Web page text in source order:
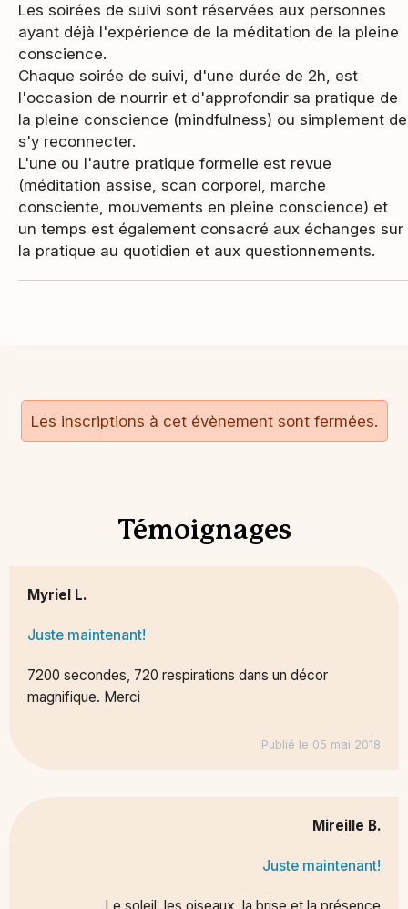
Les soirées de suivi sont réservées aux personnes
ayant déjà l'expérience de la méditation de la pleine
conscience.
Chaque soirée de suivi, d'une durée de 2h, est
l'occasion de nourrir et d'approfondir sa pratique de
la pleine conscience (mindfulness) ou simplement de
s'y reconnecter.
L'une ou l'autre pratique formelle est revue
(méditation assise, scan corporel, marche
consciente, mouvements en pleine conscience) et
un temps est également consacré aux échanges sur
la pratique au quotidien et aux questionnements.
Les inscriptions à cet évènement sont fermées.
Témoignages
Myriel L.
Juste maintenant!
7200 secondes, 720 respirations dans un décor
magnifique. Merci
Publié le 05 mai 2018
Mireille B.
Juste maintenant!